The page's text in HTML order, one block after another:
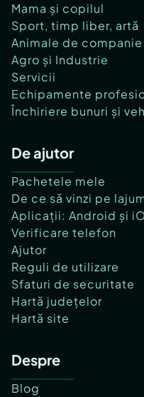
Mama și copilul
Sport, timp liber, artă
Animale de companie
Agro și Industrie
Servicii
Echipamente
Închiriere bunuri și
De ajutor
Pachetele mele
De ce să vinzi pe
Aplicații: Android și
Verificare telefon
Ajutor
Reguli de utilizare
Sfaturi de securitate
Hartă județelor
Hartă site
Despre
Blog